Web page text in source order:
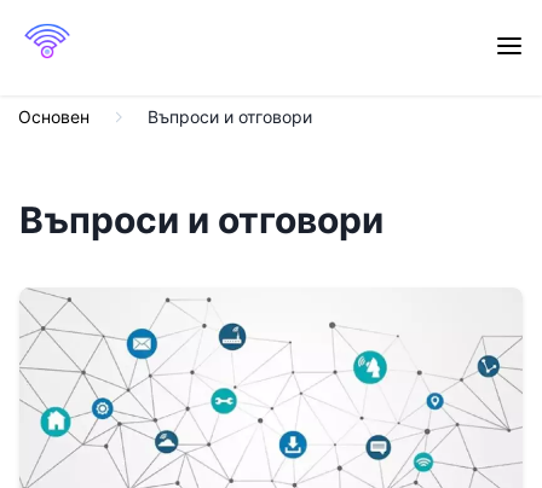
Основен Въпроси и отговори
Въпроси и отговори